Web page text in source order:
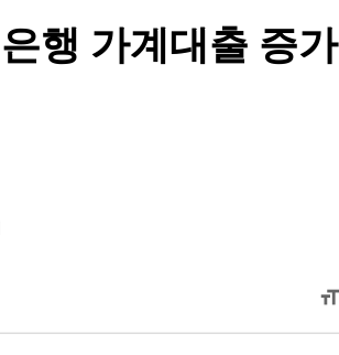
행 가계대출 증